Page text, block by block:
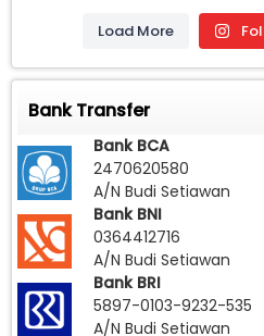
Load More
Bank Transfer
Bank BCA
2470620580
A/N Budi Setiawan
Bank BNI
0364412716
A/N Budi Setiawan
Bank BRI
5897-0103-9232-535
A/N Budi Setiawan